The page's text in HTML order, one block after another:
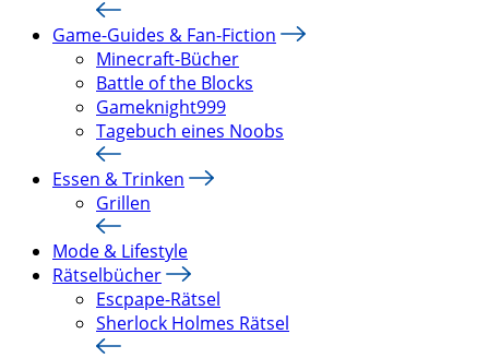
Game-Guides & Fan-Fiction
Minecraft-Bücher
Battle of the Blocks
Gameknight999
Tagebuch eines Noobs
Essen & Trinken
Grillen
Mode & Lifestyle
Rätselbücher
Escpape-Rätsel
Sherlock Holmes Rätsel